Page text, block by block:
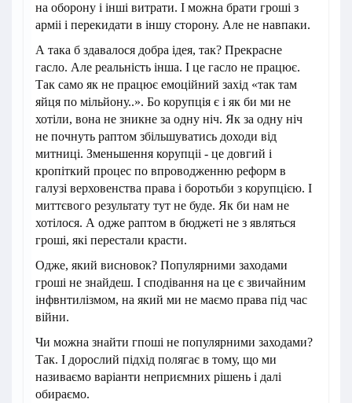
на оборону і інші витрати. І можна брати гроші з
арміі і перекидати в іншу сторону. Але не навпаки.
А така б здавалося добра ідея, так? Прекрасне
гасло. Але реальність інша. І це гасло не працює.
Так само як не працює емоційний захід «так там
яйця по мільйону..». Бо корупція є і як би ми не
хотіли, вона не зникне за одну ніч. Як за одну ніч
не почнуть раптом збільшуватись доходи від
митниці. Зменьшення корупціі - це довгий і
кропіткий процес по впроводженню реформ в
галузі верховенства права і боротьби з корупцією. І
миттєвого результату тут не буде. Як би нам не
хотілося. А одже раптом в бюджеті не з являться
гроші, які перестали красти.
Одже, який висновок? Популярними заходами
гроші не знайдеш. І сподівання на це є звичайним
інфвнтилізмом, на який ми не маємо права під час
війни.
Чи можна знайти гпоші не популярними заходами?
Так. І дорослий підхід полягає в тому, що ми
називаємо варіанти неприємних рішень і далі
обираємо.